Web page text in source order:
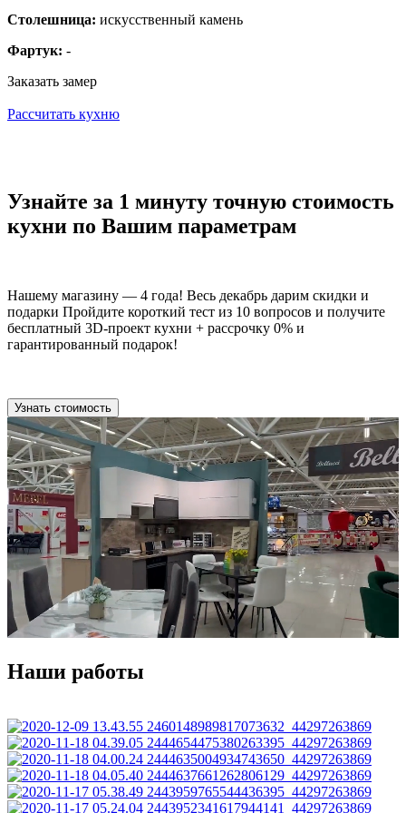
Столешница: искусственный камень
Фартук: -
Заказать замер
Рассчитать кухню
Узнайте за 1 минуту точную стоимость
кухни по Вашим параметрам
Нашему магазину — 4 года! Весь декабрь дарим скидки и
подарки Пройдите короткий тест из 10 вопросов и получите
бесплатный 3D-проект кухни + рассрочку 0% и
гарантированный подарок!
Узнать стоимость
Наши работы